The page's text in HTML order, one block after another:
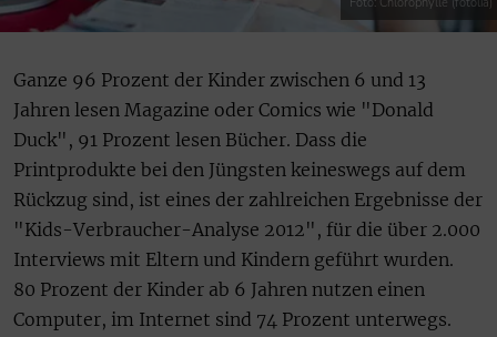
Ganze 96 Prozent der Kinder zwischen 6 und 13
Jahren lesen Magazine oder Comics wie "Donald
Duck", 91 Prozent lesen Bücher. Dass die
Printprodukte bei den Jüngsten keineswegs auf dem
Rückzug sind, ist eines der zahlreichen Ergebnisse der
"Kids-Verbraucher-Analyse 2012", für die über 2.000
Interviews mit Eltern und Kindern geführt wurden.
80 Prozent der Kinder ab 6 Jahren nutzen einen
Computer, im Internet sind 74 Prozent unterwegs.